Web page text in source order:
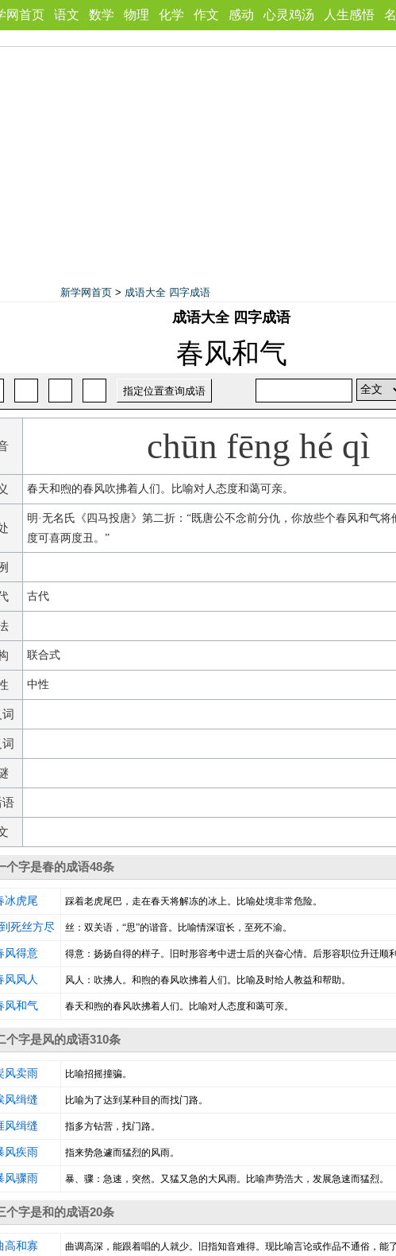
网首页 语文 数学 物理 化学 作文 感动 心灵鸡汤 人生感悟
新学网首页 > 成语大全 四字成语
成语大全 四字成语
春风和气
chūn fēng hé qì
春天和煦的春风吹拂着人们。比喻对人态度和蔼可亲。
明·无名氏《四马投唐》第二折：“既唐公不念前分仇，你放些个春风和气将
度可喜两度丑。”
古代
联合式
中性
语
个字是春的成语48条
冰虎尾 踩着老虎尾巴，走在春天将解冻的冰上。比喻处境非常危险。
死丝方尽 丝：双关语，“思”的谐音。比喻情深谊长，至死不渝。
风得意 得意：扬扬自得的样子。旧时形容考中进士后的兴奋心情。后形容职位升迁顺利
风风人 风人：吹拂人。和煦的春风吹拂着人们。比喻及时给人教益和帮助。
风和气 春天和煦的春风吹拂着人们。比喻对人态度和蔼可亲。
个字是风的成语310条
风卖雨 比喻招摇撞骗。
风缉缝 比喻为了达到某种目的而找门路。
风缉缝 指多方钻营，找门路。
风疾雨 指来势急遽而猛烈的风雨。
风骤雨 暴、骤：急速，突然。又猛又急的大风雨。比喻声势浩大，发展急速而猛烈。
个字是和的成语20条
高和寡 曲调高深，能跟着唱的人就少。旧指知音难得。现比喻言论或作品不通俗，能